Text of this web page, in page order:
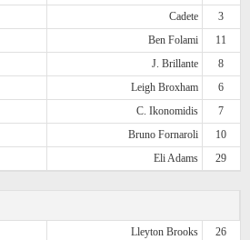
Cadete
3
Ben Folami
11
J. Brillante
8
Leigh Broxham
6
C. Ikonomidis
7
Bruno Fornaroli
10
Eli Adams 29
Lleyton Brooks
26